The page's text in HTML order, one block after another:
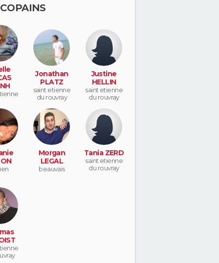
Jonathan
PLATZ
saint etienne
du rouvray
Justine
HELLIN
saint etienne
du rouvray
Morgan
LEGAL
beauvais
Tania ZERD
saint etienne
du rouvray